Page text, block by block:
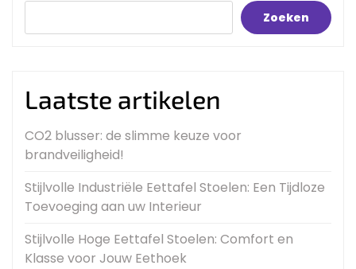
Zoeken
Laatste artikelen
CO2 blusser: de slimme keuze voor
brandveiligheid!
Stijlvolle Industriële Eettafel Stoelen: Een Tijdloze
Toevoeging aan uw Interieur
Stijlvolle Hoge Eettafel Stoelen: Comfort en
Klasse voor Jouw Eethoek